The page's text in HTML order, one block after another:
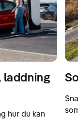
laddning
hur du kan